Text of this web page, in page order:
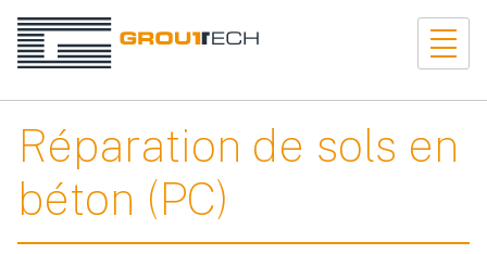
Réparation de sols en
béton (PC)